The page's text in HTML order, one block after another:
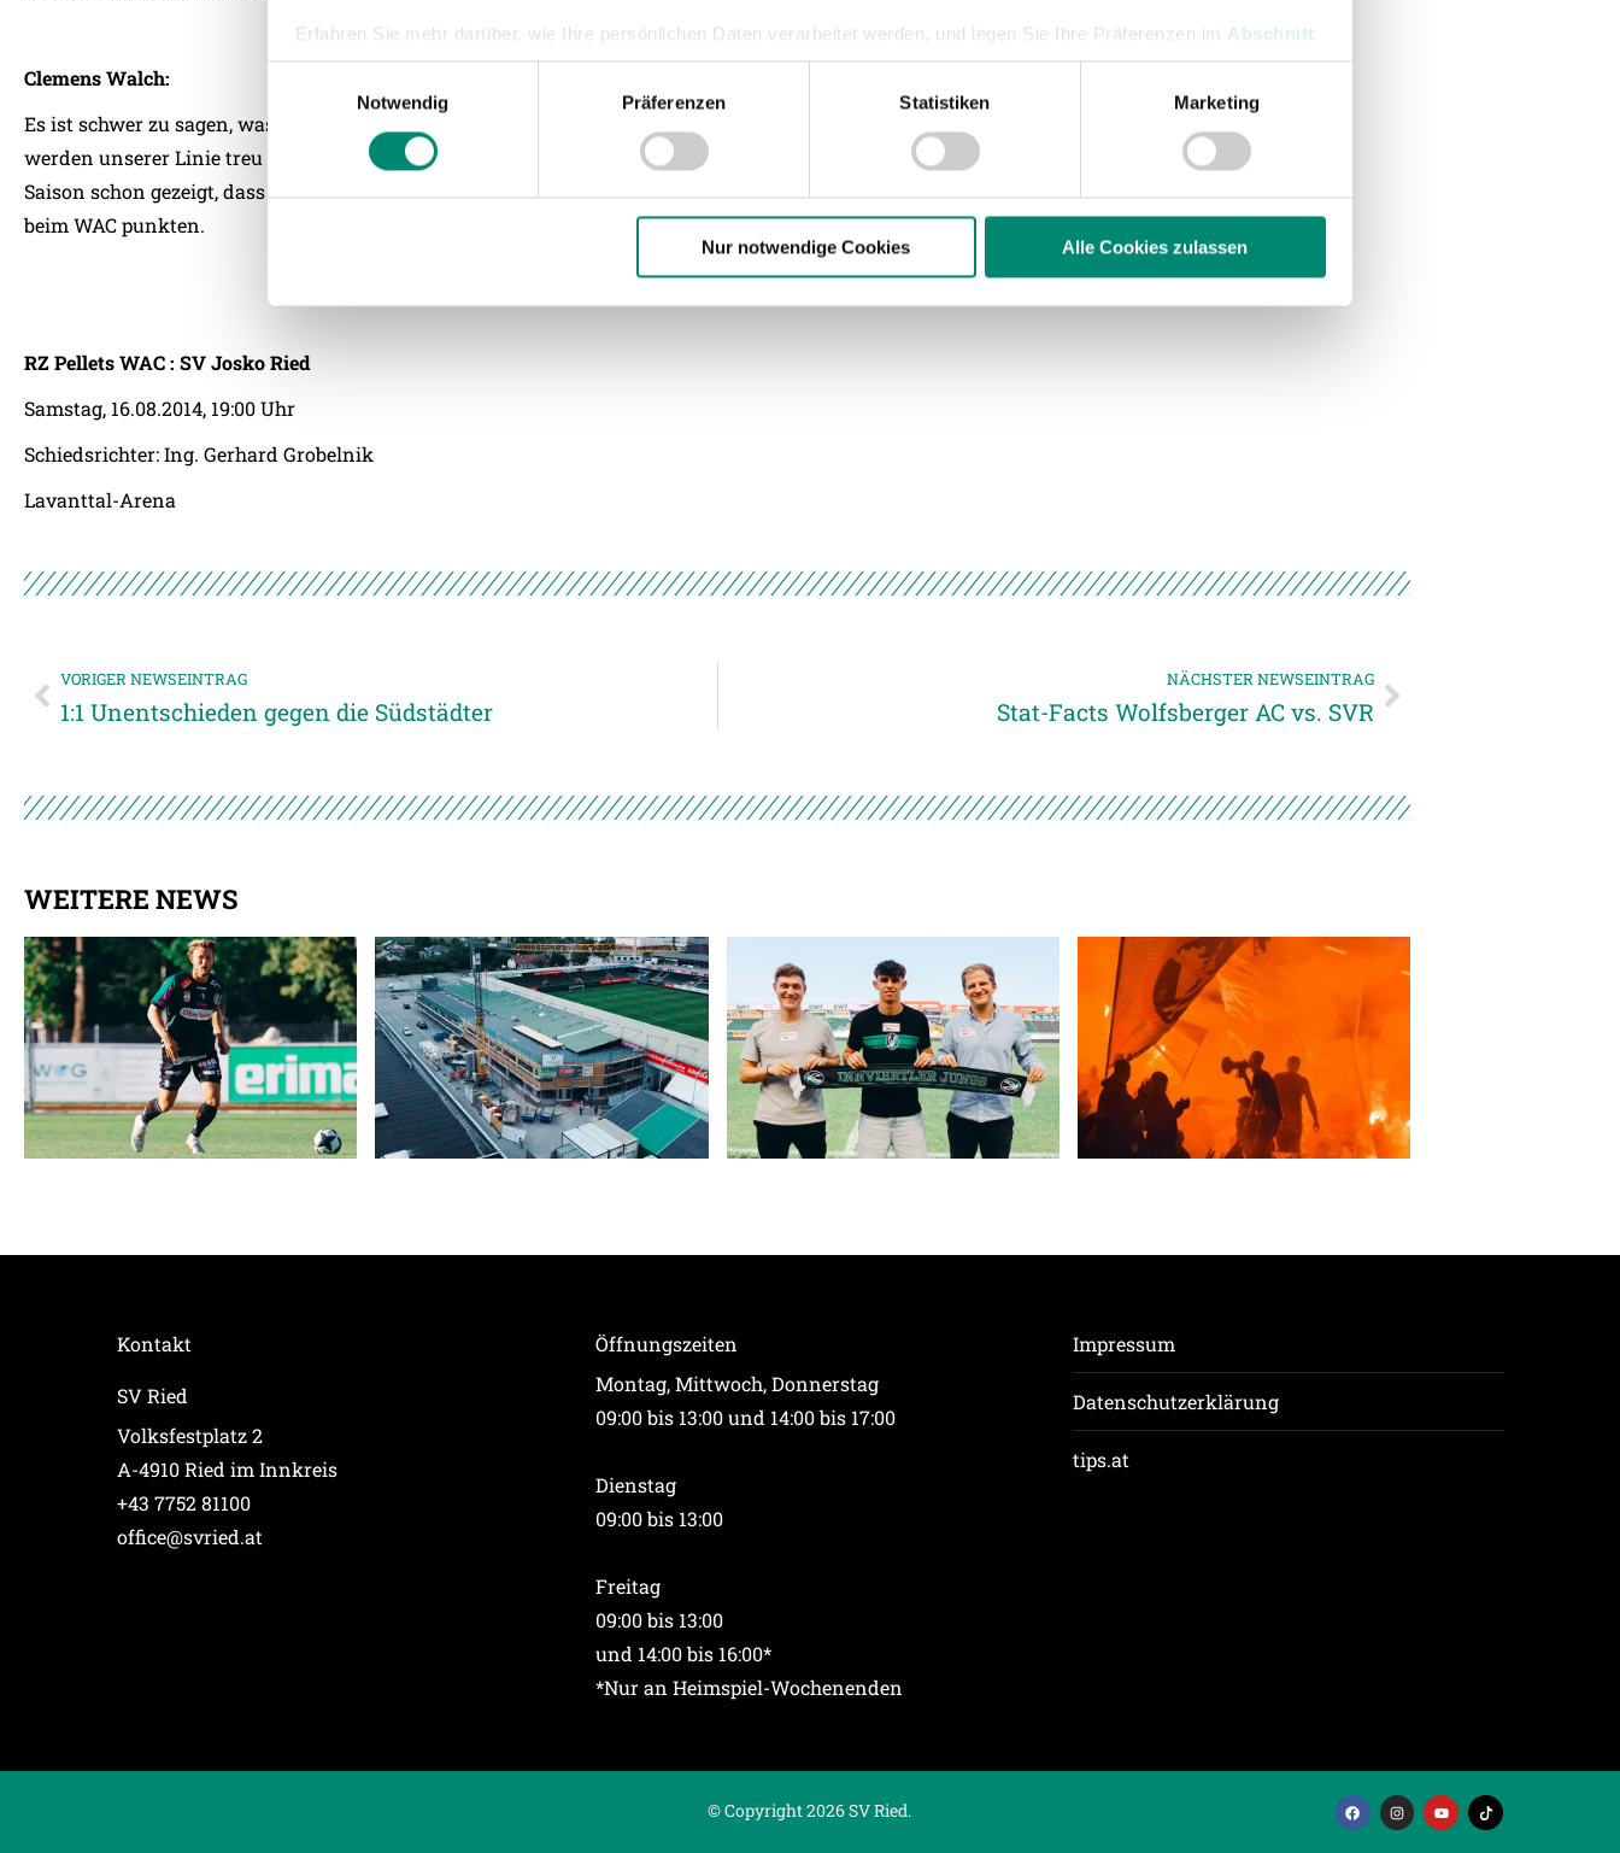
Erfahren Sie mehr darüber, wie Ihre persönlichen Daten verarbeitet werden, und legen Sie Ihre Präferenzen im Abschnitt
Einzelheitenfest.
und die Zugriffe auf unsere Website zu analysieren. Außerdem geben wir Informationen zu Ihrer Verwendung unserer
Notwendig
Präferenzen Statistiken Marketing
Nur notwendige Cookies Alle Cookies zulassen
Clemens Walch:
Es ist schwer zu sagen, was den WAC zurzeit ausmacht, warum sie so erfolgreich spielen. Wir
werden unserer Linie treu bleiben, offensiv attackieren und Pressing spielen. Wir haben in dieser
Saison schon gezeigt, dass das gut funktionieren kann. Wir werden alles dafür tun, damit wir
beim WAC punkten.
RZ Pellets WAC : SV Josko Ried
Samstag, 16.08.2014, 19:00 Uhr
Schiedsrichter: Ing. Gerhard Grobelnik
Lavanttal-Arena
VORIGER NEWSEINTRAG
1:1 Unentschieden gegen die Südstädter
NÄCHSTER NEWSEINTRAG
Stat-Facts Wolfsberger AC vs. SVR
WEITERE NEWS
Kontakt
SV Ried
Volksfestplatz 2
A-4910 Ried im Innkreis
+43 7752 81100
office@svried.at
Öffnungszeiten
Montag, Mittwoch, Donnerstag
09:00 bis 13:00 und 14:00 bis 17:00
Dienstag
09:00 bis 13:00
Freitag
09:00 bis 13:00
und 14:00 bis 16:00*
*Nur an Heimspiel-Wochenenden
Impressum
Datenschutzerklärung
tips.at
© Copyright 2026 SV Ried.